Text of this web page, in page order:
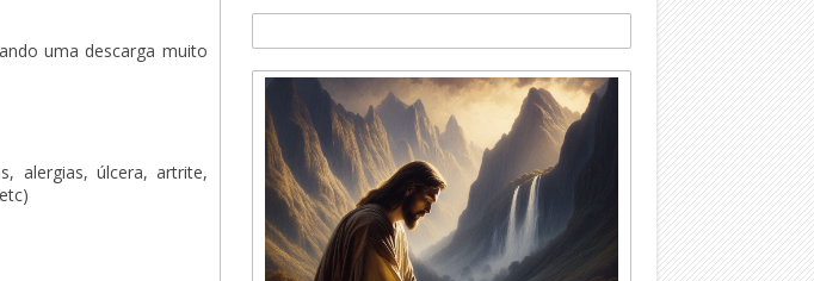
uma descarga muito
alergias, úlcera, artrite,